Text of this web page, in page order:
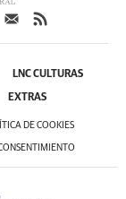
LNC CULTURAS
EXTRAS
DE COOKIES